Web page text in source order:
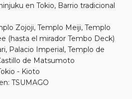
en Tokio, Barrio tradicional
Zojoji, Templo Meiji, Templo
(hasta el mirador Tembo Deck)
Palacio Imperial, Templo de
de Matsumoto
- Kioto
TSUMAGO